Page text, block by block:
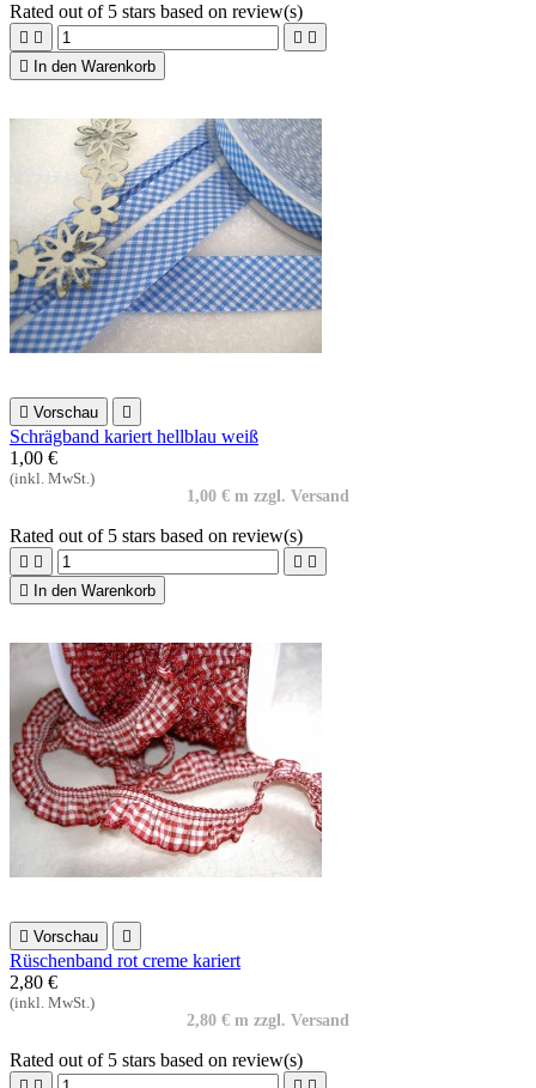
Rated out of 5 stars based on review(s)
   

In den Warenkorb
 Vorschau 
Schrägband kariert hellblau weiß
1,00 €
(inkl. MwSt.)
1,00 € m zzgl. Versand
Rated out of 5 stars based on review(s)
   

In den Warenkorb
 Vorschau 
Rüschenband rot creme kariert
2,80 €
(inkl. MwSt.)
2,80 € m zzgl. Versand
Rated out of 5 stars based on review(s)